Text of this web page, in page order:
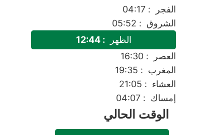
الفجر
: 04:17
الشروق : 05:52
الظهر
: 12:44
العصر
: 16:30
المغرب : 19:35
العشاء : 21:05
إمساك : 04:07
الوقت الحالي